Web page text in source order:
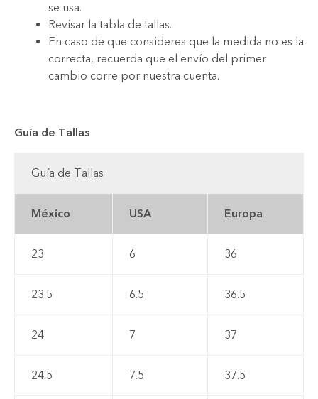
se usa.
Revisar la tabla de tallas.
En caso de que consideres que la medida no es la
correcta, recuerda que el envío del primer
cambio corre por nuestra cuenta.
Guía de Tallas
Guía de Tallas
México USA Europa
23 6 36
23.5 6.5 36.5
24 7 37
24.5 7.5 37.5